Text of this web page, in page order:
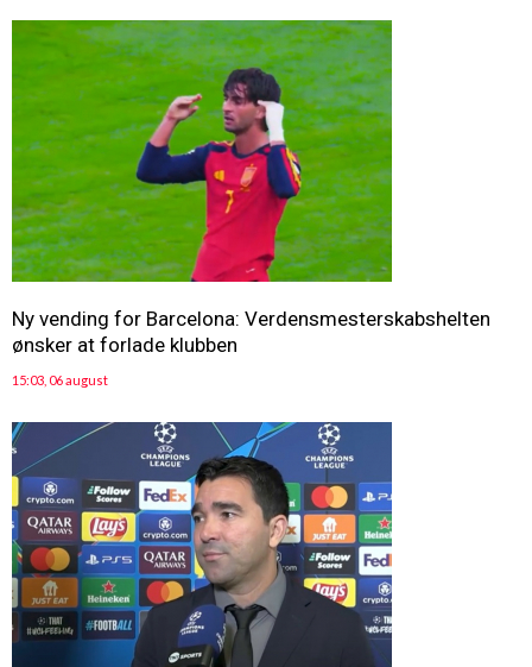
Ny vending for Barcelona: Verdensmesterskabshelten
ønsker at forlade klubben
15:03, 06 august